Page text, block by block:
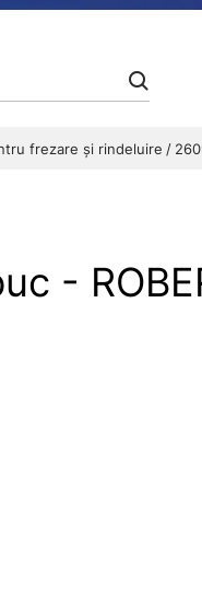
frezare și rindeluire
-